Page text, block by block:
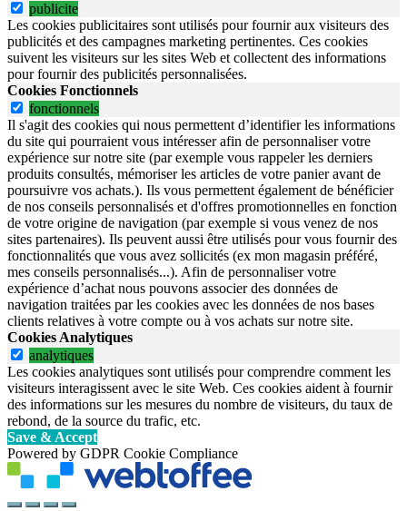
publicite
Les cookies publicitaires sont utilisés pour fournir aux visiteurs des
publicités et des campagnes marketing pertinentes. Ces cookies
suivent les visiteurs sur les sites Web et collectent des informations
pour fournir des publicités personnalisées.
Cookies Fonctionnels
fonctionnels
Il s'agit des cookies qui nous permettent d’identifier les informations
du site qui pourraient vous intéresser afin de personnaliser votre
expérience sur notre site (par exemple vous rappeler les derniers
produits consultés, mémoriser les articles de votre panier avant de
poursuivre vos achats.). Ils vous permettent également de bénéficier
de nos conseils personnalisés et d'offres promotionnelles en fonction
de votre origine de navigation (par exemple si vous venez de nos
sites partenaires). Ils peuvent aussi être utilisés pour vous fournir des
fonctionnalités que vous avez sollicités (ex mon magasin préféré,
mes conseils personnalisés...). Afin de personnaliser votre
expérience d’achat nous pouvons associer des données de
navigation traitées par les cookies avec les données de nos bases
clients relatives à votre compte ou à vos achats sur notre site.
Cookies Analytiques
analytiques
Les cookies analytiques sont utilisés pour comprendre comment les
visiteurs interagissent avec le site Web. Ces cookies aident à fournir
des informations sur les mesures du nombre de visiteurs, du taux de
rebond, de la source du trafic, etc.
Save & Accept
Powered by GDPR Cookie Compliance